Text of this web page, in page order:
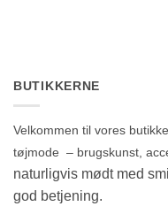
BUTIKKERNE
Velkommen til vores
tøjmode – brugskunst,
naturligvis mødt med
god betjening.